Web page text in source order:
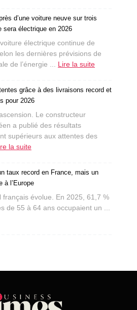
d’une voiture neuve sur trois
sera électrique en 2026
électrique continue de
les dernières prévisions de
de l’énergie ... Lire la suite
grâce à des livraisons record et
pour 2026
Le constructeur
a publié des résultats
supérieurs aux attentes des
la suite
taux record en France, mais un
à l’Europe
français évolue. En 2025, 61,7 %
de 55 à 64 ans occupaient un ...